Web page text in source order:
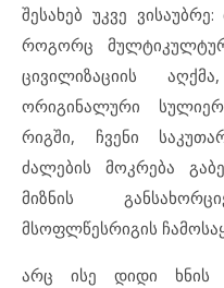
შესახებ უკვე
როგორც
ცივილიზაციის
ორიგინალური
რიგში, ჩვენი
ძალების მოკრება
მიზნის
მსოფლწესრიგის
არც ისე დიდი ხნის